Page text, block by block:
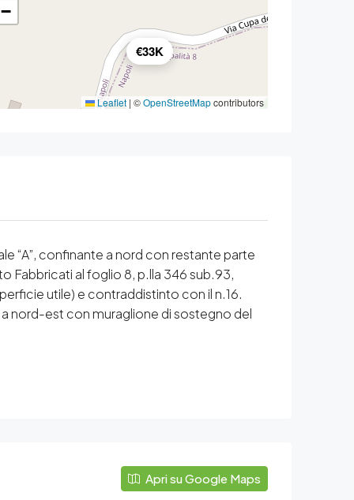
€33K
−
Leaflet | ©OpenStreetMapcontributors
“A”, confinante a nord con restante parte
Fabbricati al foglio 8, p.lla 346 sub.93,
utile) e contraddistinto con il n.16.
nord-est con muraglione di sostegno del
Apri su Google Maps